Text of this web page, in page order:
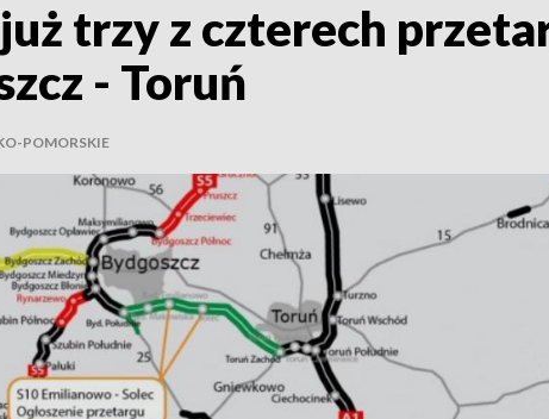
trzy z czterech
- Toruń
POMORSKIE